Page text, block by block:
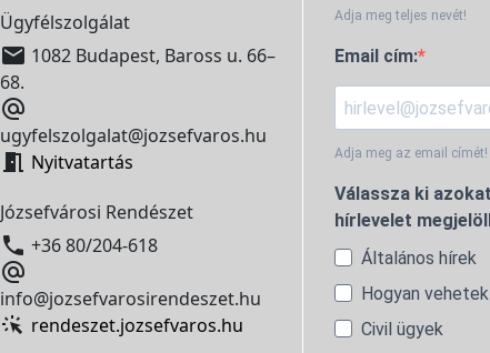
Ügyfélszolgálat
 1082 Budapest, Baross u. 66–
68.

ugyfelszolgalat@jozsefvaros.hu
 Nyitvatartás
Józsefvárosi Rendészet
 +36 80/204-618

info@jozsefvarosirendeszet.hu
rendeszet.jozsefvaros.hu
Adja meg teljes nevét!
Email cím:
Adja meg az email címét!
Válassza ki
hírlevelet
Általános hírek
Hogyan
Civil ügyek